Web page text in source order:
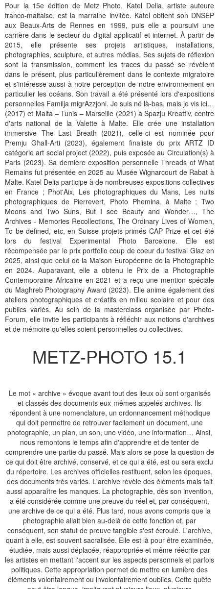
Pour la 15e édition de Metz Photo, Katel Delia, artiste auteure
franco-maltaise, est la marraine invitée. Katel obtient son DNSEP
aux Beaux-Arts de Rennes en 1999, puis elle a poursuivi une
carrière dans le secteur du digital applicatif et internet. À partir de
2015, elle présente ses projets artistiques, installations,
photographies, sculpture, et autres médias. Ses sujets de réflexion
sont la transmission, comment les traces du passé se révèlent
dans le présent, plus particulièrement dans le contexte migratoire
et s'intéresse aussi à notre perception de notre environnement en
particulier les océans. Son travail a été présenté lors d'expositions
personnelles Familja migrAzzjoni. Je suis né là-bas, mais je vis ici…
(2017) et Malta – Tunis – Marseille (2021) à Spazju Kreattiv, centre
d'arts national de la Valette à Malte. Elle crée une installation
immersive The Last Breath (2021), celle-ci est nominée pour
Premju Għall-Arti (2023), également finaliste du prix ARTZ ID
catégorie art social project (2022), puis exposée au Circulation(s) à
Paris (2023). Sa dernière exposition personnelle Threads of What
Remains fut présentée en 2025 au Musée Wignarcourt de Rabat à
Malte. Katel Delia participe à de nombreuses expositions collectives
en France ; Phot'Aix, Les photographiques du Mans, Les nuits
photographiques de Pierrevert, Photo Phemina, à Malte ; Two
Moons and Two Suns, But I see Beauty and Wonder…, The
Archives - Memories Recollections, The Ordinary Lives of Women,
To be defined, etc, en Suisse projets primés CAP Prize et cet été
lors du festival Experimental Photo Barcelone. Elle est
récompensée par le prix portfolio coup de coeur du festival Glaz en
2025, ainsi que celui de la Maison Européenne de la Photographie
en 2024. Auparavant, elle a obtenu le Prix de la Photographie
Contemporaine Africaine en 2021 et a reçu une mention spéciale
du Maghreb Photography Award (2023). Elle anime également des
ateliers photographiques et créatifs en milieu scolaire et pour des
publics variés. Au sein de la masterclass organisée par Photo-
Forum, elle invite les participants à réfléchir aux notions d'archives
et de mémoire qu'elles soient personnelles ou collectives.
METZ-PHOTO 15.1
Le mot « archive » évoque avant tout des lieux où sont organisés
et classés des documents eux-mêmes appelés archives. Ils
répondent à une nomenclature, un ordonnancement méthodique
qui doit permettre de retrouver facilement un document, une
photographie, un plan, un son, une vidéo, une information… Ainsi,
nous remontons le temps afin d'apprendre et de tenter de
comprendre une partie du passé. Mais alors se pose la question de
ce qui doit être archivé, conservé, et ce qui a été, est ou sera exclu
du répertoire. Les archives officielles restituent, selon les époques,
des documents très variés. L'archive révèle des éléments mais fait
aussi apparaître les manques. La photographie, dès son invention,
a été considérée comme une preuve du réel et, par conséquent,
une archive de ce qui a été. Plus tard, nous avons compris que la
photographie allait bien au-delà de cette fonction et, par
conséquent, son statut de preuve tangible s'est écroulé. L'archive,
quant à elle, est souvent sacralisée. Elle est là pour être examinée,
étudiée, mais aussi déplacée, réappropriée et même réécrite par
les artistes en mettant l'accent sur les aspects personnels et parfois
politiques. Cette appropriation permet de mettre en lumière des
éléments volontairement ou involontairement oubliés. Cette quête